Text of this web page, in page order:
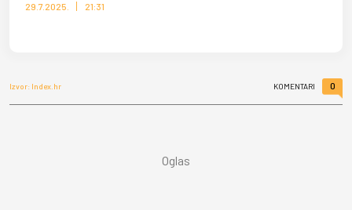
29.7.2025. 21:31
Izvor: Index.hr KOMENTARI 0